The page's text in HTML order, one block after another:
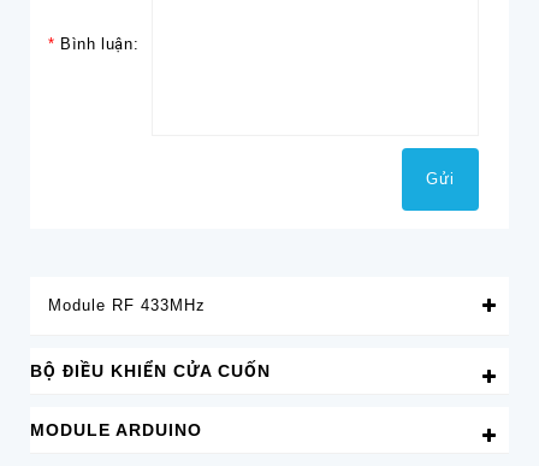
* Bình luận:
Module RF 433MHz
BỘ ĐIỀU KHIỂN CỬA CUỐN
MODULE ARDUINO